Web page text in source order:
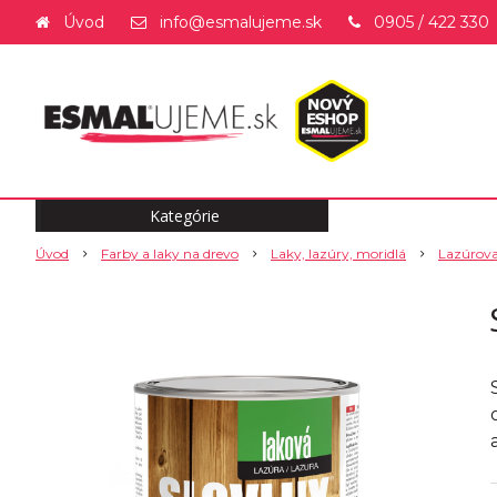
Úvod info@esmalujeme.sk 0905 / 422 330
Úvod Farby a laky na drevo Laky, lazúry, moridlá
Kategórie